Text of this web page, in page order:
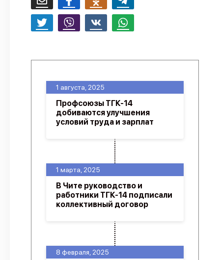
8 февраля, 2025
1 марта, 2025
В Чите руководство и
работники ТГК-14 подписали
коллективный договор
1 августа, 2025
Профсоюзы ТГК-14
добиваются улучшения
условий труда и зарплат